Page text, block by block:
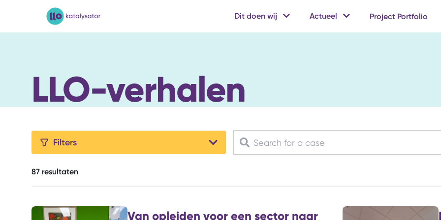
LLO-Katalysator Dit doen wij Actueel Project Portfolio
LLO-verhalen
Filters
87 resultaten
Van opleiden voor een sector naar